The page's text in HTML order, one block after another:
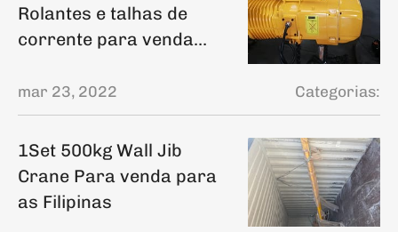
Rolantes e talhas de
corrente para venda
Árabes Unidos
mar 23, 2022 Categorias:
1Set 500kg Wall Jib
Crane Para venda para
as Filipinas